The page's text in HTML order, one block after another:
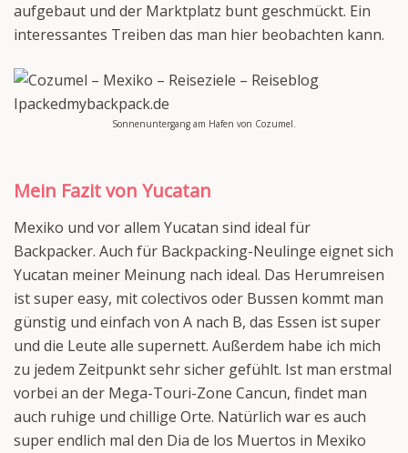
aufgebaut und der Marktplatz bunt geschmückt. Ein
interessantes Treiben das man hier beobachten kann.
Sonnenuntergang am Hafen von Cozumel.
Mein Fazit von Yucatan
Mexiko und vor allem Yucatan sind ideal für
Backpacker. Auch für Backpacking-Neulinge eignet sich
Yucatan meiner Meinung nach ideal. Das Herumreisen
ist super easy, mit colectivos oder Bussen kommt man
günstig und einfach von A nach B, das Essen ist super
und die Leute alle supernett. Außerdem habe ich mich
zu jedem Zeitpunkt sehr sicher gefühlt. Ist man erstmal
vorbei an der Mega-Touri-Zone Cancun, findet man
auch ruhige und chillige Orte. Natürlich war es auch
super endlich mal den Dia de los Muertos in Mexiko